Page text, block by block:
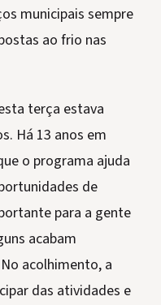
municipais sempre
ao frio nas
terça estava
Há 13 anos em
o programa ajuda
de
para a gente
acabam
acolhimento, a
das atividades e